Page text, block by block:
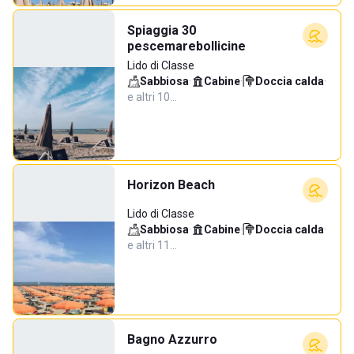
Spiaggia 30
pescemarebollicine
Lido di Classe
Sabbiosa· Cabine· Doccia calda·
e altri 10…
Horizon Beach
Lido di Classe
Sabbiosa· Cabine· Doccia calda·
e altri 11…
Bagno Azzurro